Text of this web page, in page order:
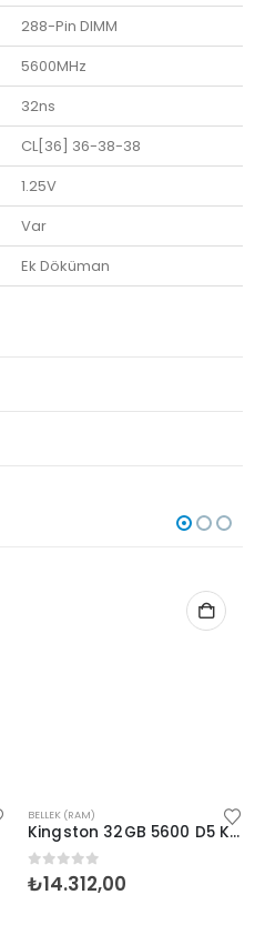
288-Pin DIMM
5600MHz
32ns
CL[36] 36-38-38
1.25V
Var
Ek Döküman
BELLEK (RAM)
Kingston 32GB 5600 D5 KVR56S46BD8-32 (NB)
0 5 üzerinden
₺14.312,00